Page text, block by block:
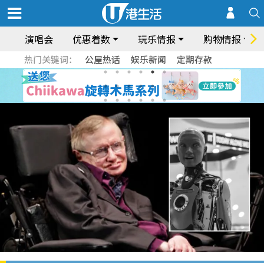
演唱会 优惠着数 玩乐情报 购物情报
热门关键词： 公屋热话 娱乐新闻 定期存款